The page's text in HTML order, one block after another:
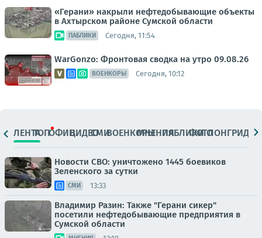
«Герани» накрыли нефтедобывающие объекты
в Ахтырском районе Сумской области
ПАБЛИКИ Сегодня, 11:54
WarGonzo: Фронтовая сводка на утро 09.08.26
ВОЕНКОРЫ Сегодня, 10:12
ЛЕНТАТОПОФИЦ.ВИДЕОСМИВОЕНКОРЫМНЕНИЯПАБЛИКИ
ФОТОЛОНГРИДЫ
Новости СВО: уничтожено 1445 боевиков
Зеленского за сутки
СМИ 13:33
Владимир Разин: Также "Герани сикер"
посетили нефтедобывающие предприятия в
Сумской области